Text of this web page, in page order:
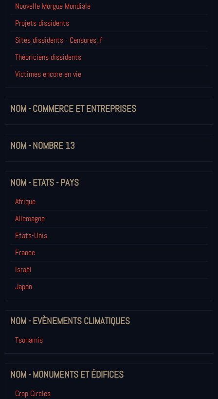
Nouvelle Morgue Mondiale
Projets dissidents
Sites dissidents - Censures, f
Théoriciens dissidents
Victimes encore en vie
NOM - COMMERCE ET ENTREPRISES
NOM - NOMBRE 13
NOM - ETATS - PAYS
Afrique
Allemagne
Etats-Unis
France
Israël
Japon
NOM - EVÈNEMENTS CLIMATIQUES
Tsunamis
NOM - MONUMENTS ET ÉDIFICES
Crop Circles